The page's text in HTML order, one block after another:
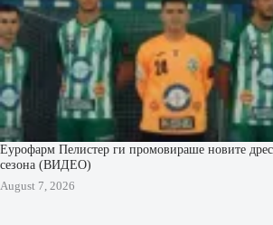
Еурофарм Пелистер ги промовираше новите
сезона (ВИДЕО)
August 7, 2026